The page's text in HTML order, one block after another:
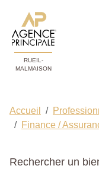
RUEIL-
MALMAISON
Accueil
Finance /
Rechercher un